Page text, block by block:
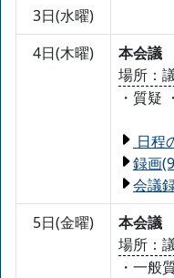
3日(水曜)
4日(木曜)
本会議
場所：
・質疑
日程
録画
会議
5日(金曜)
本会議
場所：
・一般